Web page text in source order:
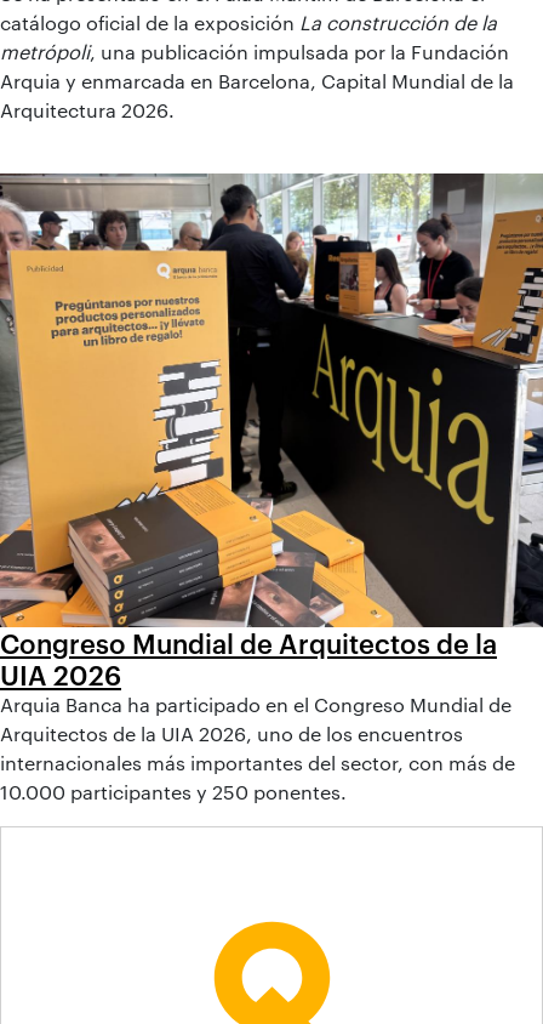
catálogo oficial de la exposición La construcción de la
metrópoli, una publicación impulsada por la Fundación
Arquia y enmarcada en Barcelona, Capital Mundial de la
Arquitectura 2026.
Congreso Mundial de Arquitectos de la
UIA 2026
Arquia Banca ha participado en el Congreso Mundial de
Arquitectos de la UIA 2026, uno de los encuentros
internacionales más importantes del sector, con más de
10.000 participantes y 250 ponentes.